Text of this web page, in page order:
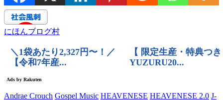
にほんブログ村
Andrae Crouch Gospel Music HEAVENESE HEAVENESE 2.0 J-